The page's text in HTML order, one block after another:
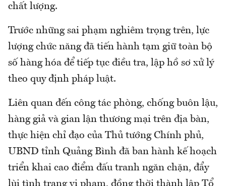
chất lượng.
Trước những sai phạm nghiêm trọng trên, lực
lượng chức năng đã tiến hành tạm giữ toàn bộ
số hàng hóa để tiếp tục điều tra, lập hồ sơ xử lý
theo quy định pháp luật.
Liên quan đến công tác phòng, chống buôn lậu,
hàng giả và gian lận thương mại trên địa bàn,
thực hiện chỉ đạo của Thủ tướng Chính phủ,
UBND tỉnh Quảng Bình đã ban hành kế hoạch
triển khai cao điểm đấu tranh ngăn chặn, đẩy